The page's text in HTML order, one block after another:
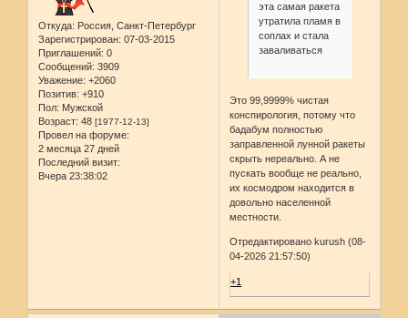
Откуда: Россия, Санкт-Петербург
Зарегистрирован: 07-03-2015
Приглашений: 0
Сообщений: 3909
Уважение: +2060
Позитив: +910
Пол: Мужской
Возраст: 48 [1977-12-13]
Провел на форуме:
2 месяца 27 дней
Последний визит:
Вчера 23:38:02
эта самая ракета
утратила пламя в
соплах и стала
заваливаться
Это 99,9999% чистая
конспирология, потому что
бадабум полностью
заправленной лунной ракеты
скрыть нереально. А не
пускать вообще не реально,
их космодром находится в
довольно населенной
местности.
Отредактировано kurush (08-
04-2026 21:57:50)
+1